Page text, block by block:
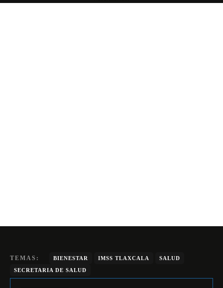
TEMAS: BIENESTAR IMSS TLAXCALA
SALUD
SECRETARIA DE SALUD